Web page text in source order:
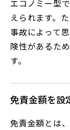
エコノミー型
えられます。
事故によって
険性があるた
す。
免責金額を設
免責金額とは